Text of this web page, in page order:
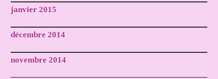
janvier 2015
décembre 2014
novembre 2014